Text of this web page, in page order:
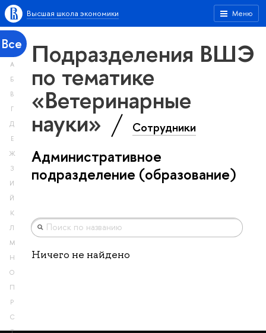
Меню
Высшая школа экономики
Все
А
Б
В
Г
Д
Е
Ж
З
И
Й
К
Л
М
Н
О
П
Р
С
Подразделения ВШЭ
по тематике
«Ветеринарные
науки» Сотрудники
Административное
подразделение (образование)
Ничего не найдено